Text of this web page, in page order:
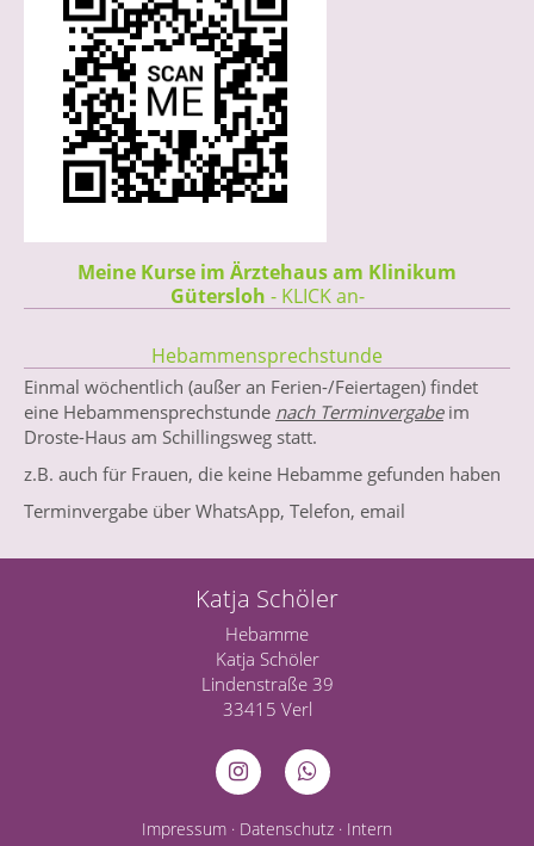
Meine Kurse im Ärztehaus am Klinikum
Gütersloh - KLICK an-
Hebammensprechstunde
Einmal wöchentlich (außer an Ferien-/Feiertagen) findet
eine Hebammensprechstunde nach Terminvergabeim
Droste-Haus am Schillingsweg statt.
z.B. auch für Frauen, die keine Hebamme gefunden haben
Terminvergabe über WhatsApp, Telefon, email
Katja Schöler
Hebamme
Katja Schöler
Lindenstraße 39
33415 Verl
Impressum · Datenschutz · Intern